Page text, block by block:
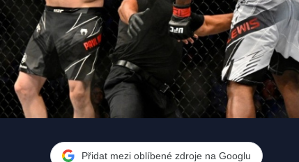
Přidat mezi oblíbené zdroje na Googlu